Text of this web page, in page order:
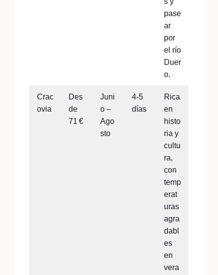
pase
ar
por
el río
Duer
o.
Crac
ovia
Des
de
71 €
Juni
o –
Ago
sto
4-5
días
Rica
en
histo
ria y
cultu
ra,
con
temp
erat
uras
agra
dabl
es
en
vera